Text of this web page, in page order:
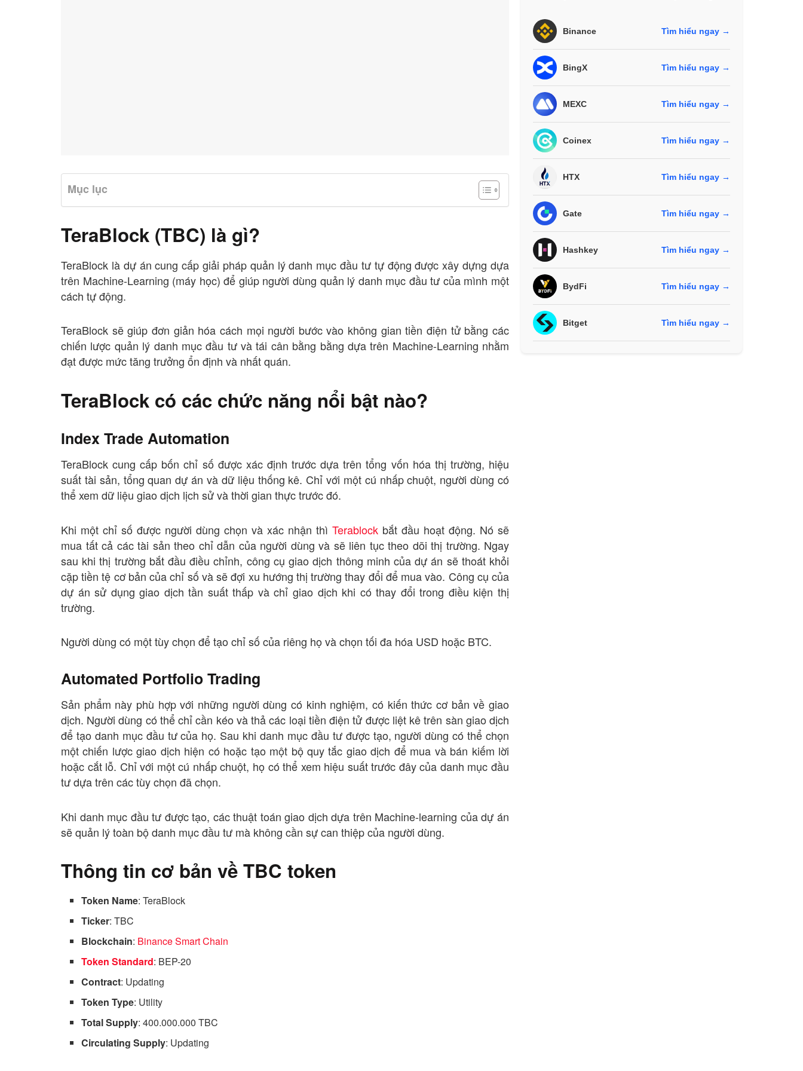
Mục lục
TeraBlock (TBC) là gì?
TeraBlock là dự án cung cấp giải pháp quản lý danh mục đầu tư tự động được xây dựng dựa
trên Machine-Learning (máy học) để giúp người dùng quản lý danh mục đầu tư của mình một
cách tự động.
TeraBlock sẽ giúp đơn giản hóa cách mọi người bước vào không gian tiền điện tử bằng các
chiến lược quản lý danh mục đầu tư và tái cân bằng bằng dựa trên Machine-Learning nhằm
đạt được mức tăng trưởng ổn định và nhất quán.
TeraBlock có các chức năng nổi bật nào?
Index Trade Automation
TeraBlock cung cấp bốn chỉ số được xác định trước dựa trên tổng vốn hóa thị trường, hiệu
suất tài sản, tổng quan dự án và dữ liệu thống kê. Chỉ với một cú nhấp chuột, người dùng có
thể xem dữ liệu giao dịch lịch sử và thời gian thực trước đó.
Khi một chỉ số được người dùng chọn và xác nhận thì Terablock bắt đầu hoạt động. Nó sẽ
mua tất cả các tài sản theo chỉ dẫn của người dùng và sẽ liên tục theo dõi thị trường. Ngay
sau khi thị trường bắt đầu điều chỉnh, công cụ giao dịch thông minh của dự án sẽ thoát khỏi
cặp tiền tệ cơ bản của chỉ số và sẽ đợi xu hướng thị trường thay đổi để mua vào. Công cụ của
dự án sử dụng giao dịch tần suất thấp và chỉ giao dịch khi có thay đổi trong điều kiện thị
trường.
Người dùng có một tùy chọn để tạo chỉ số của riêng họ và chọn tối đa hóa USD hoặc BTC.
Automated Portfolio Trading
Sản phẩm này phù hợp với những người dùng có kinh nghiệm, có kiến ​​thức cơ bản về giao
dịch. Người dùng có thể chỉ cần kéo và thả các loại tiền điện tử được liệt kê trên sàn giao dịch
để tạo danh mục đầu tư của họ. Sau khi danh mục đầu tư được tạo, người dùng có thể chọn
một chiến lược giao dịch hiện có hoặc tạo một bộ quy tắc giao dịch để mua và bán kiếm lời
hoặc cắt lỗ. Chỉ với một cú nhấp chuột, họ có thể xem hiệu suất trước đây của danh mục đầu
tư dựa trên các tùy chọn đã chọn.
Khi danh mục đầu tư được tạo, các thuật toán giao dịch dựa trên Machine-learning của dự án
sẽ quản lý toàn bộ danh mục đầu tư mà không cần sự can thiệp của người dùng.
Thông tin cơ bản về TBC token
Token Name: TeraBlock
Ticker: TBC
Blockchain: Binance Smart Chain
Token Standard: BEP-20
Contract: Updating
Token Type: Utility
Total Supply: 400.000.000 TBC
Circulating Supply: Updating
Binance Tìm hiểu ngay →
BingX Tìm hiểu ngay →
MEXC Tìm hiểu ngay →
Coinex Tìm hiểu ngay →
HTX Tìm hiểu ngay →
Gate Tìm hiểu ngay →
Hashkey Tìm hiểu ngay →
BydFi Tìm hiểu ngay →
Bitget Tìm hiểu ngay →